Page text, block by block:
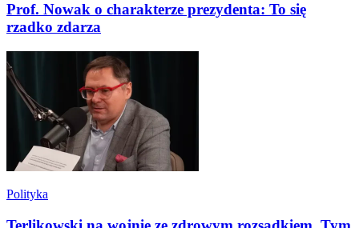
Prof. Nowak o charakterze prezydenta: To się
rzadko zdarza
Polityka